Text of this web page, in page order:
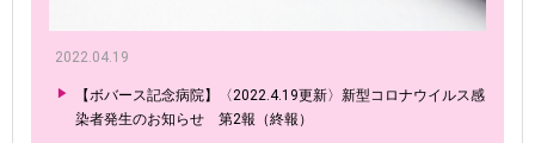
2022.04.19
【ボバース記念病院】〈2022.4.19更新〉新型コロナウイルス感
染者発生のお知らせ 第2報（終報）